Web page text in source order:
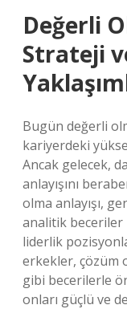
Değerli
Strateji
Bugün değerli
kariyerdeki
Ancak gelecek,
anlayışını
olma anlayışı,
analitik beceriler
liderlik
erkekler, çözüm
gibi becerilerle
onları güçlü ve